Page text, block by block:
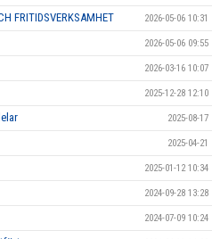
FRITIDSVERKSAMHET 2026-05-06 10:31
2026-05-06 09:55
2026-03-16 10:07
2025-12-28 12:10
2025-08-17
2025-04-21
2025-01-12 10:34
2024-09-28 13:28
2024-07-09 10:24